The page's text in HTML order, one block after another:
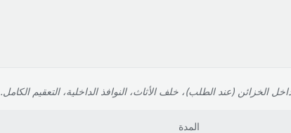
الخزائن (عند الطلب)، خلف الأثاث، النوافذ الداخلية، التعقيم الكامل.
المدة